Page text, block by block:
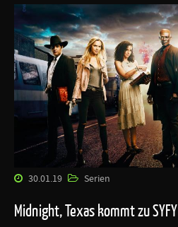
30.01.19 Serien
Midnight, Texas kommt zu SYFY